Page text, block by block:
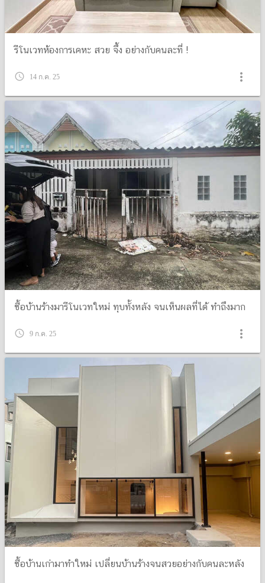
รีโนเวทห้องการเคหะ สวย จึ้ง อย่างกับคนละที่ !
query_builder 14 ก.ค. 25 more_vert
ซื้อบ้านร้างมารีโนเวทใหม่ ทุบทั้งหลัง จนเห็นผลที่ได้ ทำถึงมาก
query_builder 9 ก.ค. 25 more_vert
ซื้อบ้านเก่ามาทำใหม่ เปลี่ยนบ้านร้างจนสวยอย่างกับคนละหลัง